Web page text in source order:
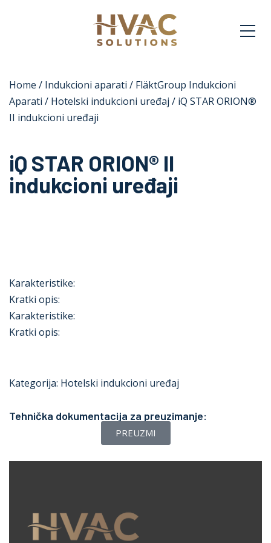
Home / Indukcioni aparati / FläktGroup Indukcioni
Aparati / Hotelski indukcioni uređaj / iQ STAR ORION®
II indukcioni uređaji
iQ STAR ORION® II
indukcioni uređaji
Karakteristike:
Kratki opis:
Karakteristike:
Kratki opis:
Kategorija: Hotelski indukcioni uređaj
Tehnička dokumentacija za preuzimanje:
PREUZMI